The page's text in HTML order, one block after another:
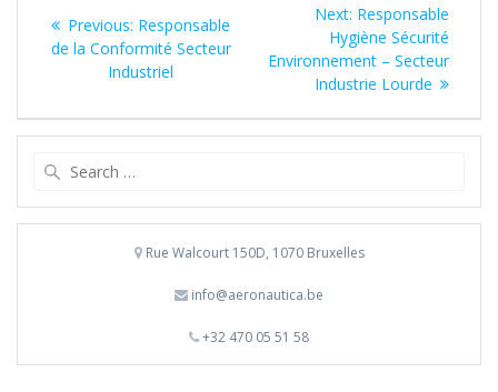
navigatie
Previous: Previous
post:
Responsable
de la Conformité Secteur
Industriel
Next: Next
post:
Responsable
Hygiène Sécurité
Environnement – Secteur
Industrie Lourde
Rue Walcourt 150D, 1070 Bruxelles
info@aeronautica.be
+32 470 05 51 58